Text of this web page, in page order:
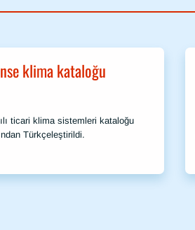
klima kataloğu
ticari klima sistemleri kataloğu
Türkçeleştirildi.